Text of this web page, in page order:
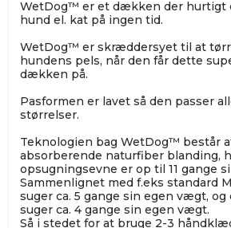
WetDog™ er et dækken der hurtigt
hund el. kat på ingen tid.
WetDog™ er skræddersyet til at
hundens pels, når den får dette
dækken på.
Pasformen er lavet så den passer
størrelser.
Teknologien bag WetDog™ består
absorberende naturfiber blanding,
opsugningsevne er op til 11 gange
Sammenlignet med f.eks standard
suger ca. 5 gange sin egen vægt,
suger ca. 4 gange sin egen vægt.
Så i stedet for at bruge 2-3